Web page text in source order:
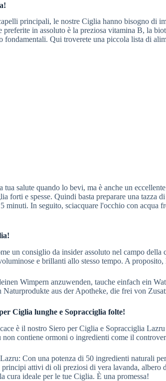
principali, le nostre Ciglia hanno bisogno di
in assoluto è la preziosa vitamina B, la
fondamentali. Qui troverete una piccola lista di
tua salute quando lo bevi, ma è anche un
forti e spesse. Quindi basta preparare una
minuti. In seguito, sciacquare l'occhio con
un consiglio da insider assoluto nel campo
e brillanti allo stesso tempo. A
Wimpern anzuwenden, tauche einfach ein
aus der Apotheke, die frei von
Ciglia lunghe e Sopracciglia folte!
è il nostro Siero per Ciglia e Sopracciglia
contiene ormoni o ingredienti come il
Con una potenza di 50 ingredienti naturali
principi attivi di oli preziosi di vera lavanda,
cura ideale per le tue Ciglia. È una promessa!